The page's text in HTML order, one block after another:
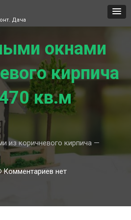
Дача
окнами
кирпича
кв.м
из коричневого кирпича —
Комментариев кнет